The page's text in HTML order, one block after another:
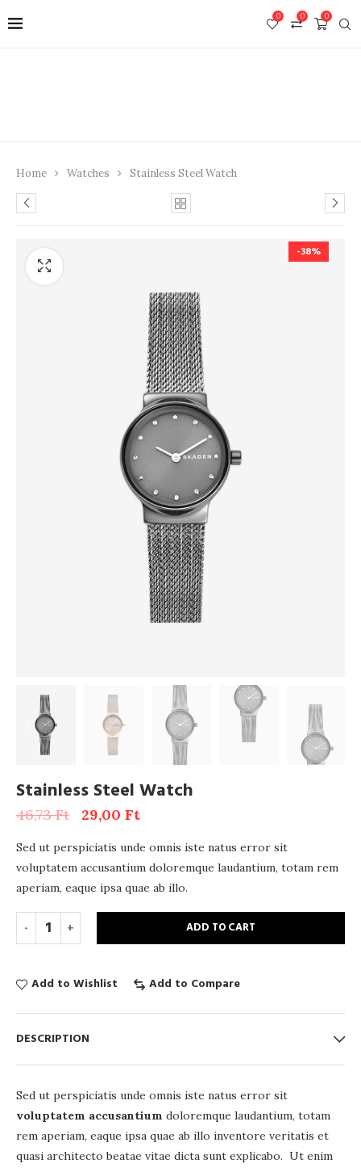
0
0
0
Home Watches Stainless Steel Watch
-38%
Stainless Steel Watch
46,73Ft 29,00 Ft
Sed ut perspiciatis unde omnis iste natus error sit
voluptatem accusantium doloremque laudantium, totam rem
aperiam, eaque ipsa quae ab illo.
ADD TO CART
Add to Wishlist Add to Compare
DESCRIPTION
Sed ut perspiciatis unde omnis iste natus error sit
voluptatem accusantium doloremque laudantium, totam
rem aperiam, eaque ipsa quae ab illo inventore veritatis et
quasi architecto beatae vitae dicta sunt explicabo. Ut enim